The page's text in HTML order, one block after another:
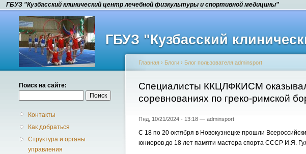
ГБУЗ "Кузбасский клинический центр лечебной физкультуры и спортивной медицины"
ГБУЗ "Кузбасский
Поиск на сайте:
Контакты
Как добраться
Структура и органы
управления
Главная › Блоги › Блог пользователя adminsport
Специалисты ККЦЛФКИСМ
соревнованиях по греко-римской
Пнд, 10/21/2024 - 13:18 — adminsport
С 18 по 20 октября в Новокузнецке прошли
юниоров до 18 лет памяти мастера спорта СССР И.Я.